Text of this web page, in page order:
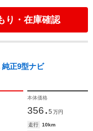
り・在庫確認
正9型ナビ
本体価格
356. 5 万円
走行
10km